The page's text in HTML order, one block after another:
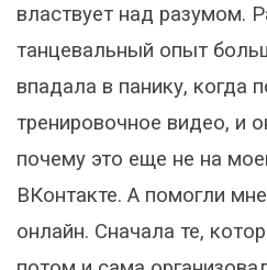
властвует над разумом.
танцевальный опыт
впадала в панику, когда
тренировочное видео, и
почему это еще не на
ВКонтакте. А помогли
онлайн. Сначала те,